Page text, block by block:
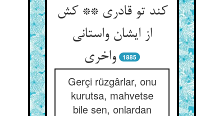
کند تو قادری ** کش
از ایشان واستانی
1885
Gerçi rüzgârlar, onu
kurutsa, mahvetse
bile sen, onlardan